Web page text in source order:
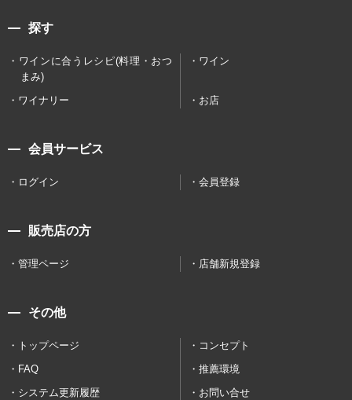
探す
ワインに合うレシピ(料理・おつ
まみ)
ワイン
ワイナリー お店
会員サービス
ログイン 会員登録
販売店の方
管理ページ 店舗新規登録
その他
トップページ
コンセプト
FAQ
推薦環境
システム更新履歴
お問い合せ